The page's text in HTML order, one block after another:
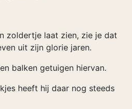
zoldertje laat zien, zie je dat
uit zijn glorie jaren.
balken getuigen hiervan.
heeft hij daar nog steeds